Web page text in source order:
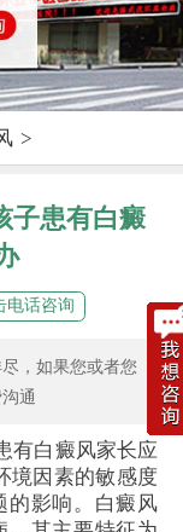
>
子患有白癜
电话咨询
，如果您或者您
通
白癜风家长应
境因素的敏感度
的影响。白癜风